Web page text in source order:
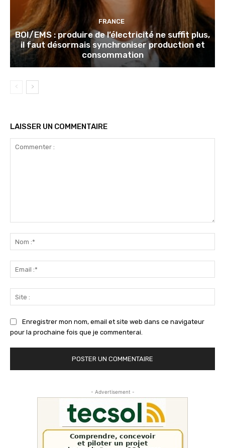
FRANCE
BOI/EMS : produire de l’électricité ne suffit plus,
il faut désormais synchroniser production et
consommation
LAISSER UN COMMENTAIRE
:*
:*
:
Enregistrer mon nom, email et site web dans ce navigateur
pour la prochaine fois que je commenterai.
- Advertisement -